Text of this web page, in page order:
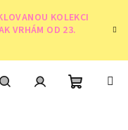
KOLEKCI
VRHÁM OD 23.